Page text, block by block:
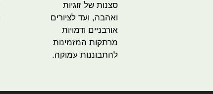
סצנות של זוגיות
ואהבה, ועד לציורים
אורבניים ודמויות
מרתקות המזמינות
להתבוננות עמוקה.